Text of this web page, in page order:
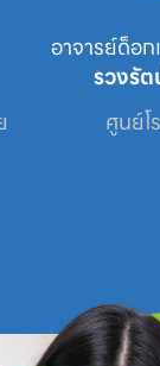
อาจารย์ด็อ
รวงรั
ศูนย์โ